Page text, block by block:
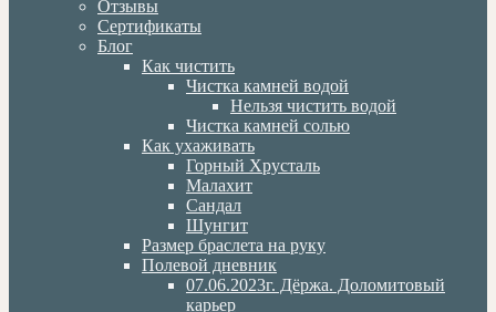
Отзывы
Сертификаты
Блог
Как чистить
Чистка камней водой
Нельзя чистить водой
Чистка камней солью
Как ухаживать
Горный Хрусталь
Малахит
Сандал
Шунгит
Размер браслета на руку
Полевой дневник
07.06.2023г. Дёржа. Доломитовый
карьер